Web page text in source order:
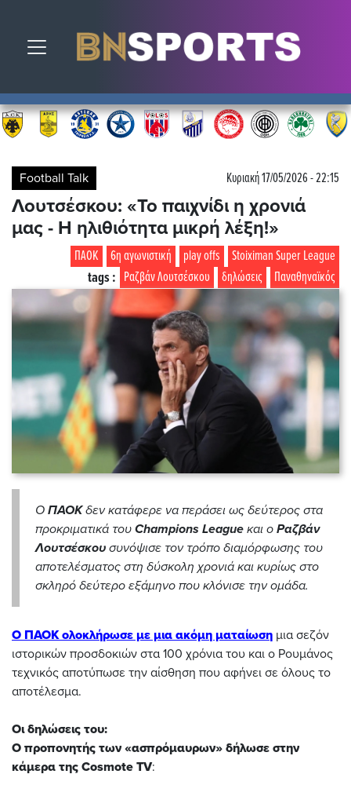
Toggle navigation
Football Talk Κυριακή 17/05/2026 - 22:15
Λουτσέσκου: «Το παιχνίδι η χρονιά
μας - Η ηλιθιότητα μικρή λέξη!»
Stoiximan Super League
play offs
6η αγωνιστική
ΠΑΟΚ
Παναθηναϊκός
δηλώσεις
Ραζβάν Λουτσέσκου
tags :
Ο ΠΑΟΚδεν κατάφερε να περάσει ως δεύτερος στα
προκριματικά του Champions League και ο Ραζβάν
Λουτσέσκου συνόψισε τον τρόπο διαμόρφωσης του
αποτελέσματος στη δύσκολη χρονιά και κυρίως στο
σκληρό δεύτερο εξάμηνο που κλόνισε την ομάδα.
Ο ΠΑΟΚ ολοκλήρωσε με μια ακόμη ματαίωση μια σεζόν
ιστορικών προσδοκιών στα 100 χρόνια του και ο Ρουμάνος
τεχνικός αποτύπωσε την αίσθηση που αφήνει σε όλους το
αποτέλεσμα.
Οι δηλώσεις του:
Ο προπονητής των «ασπρόμαυρων» δήλωσε στην
κάμερα της Cosmote TV: